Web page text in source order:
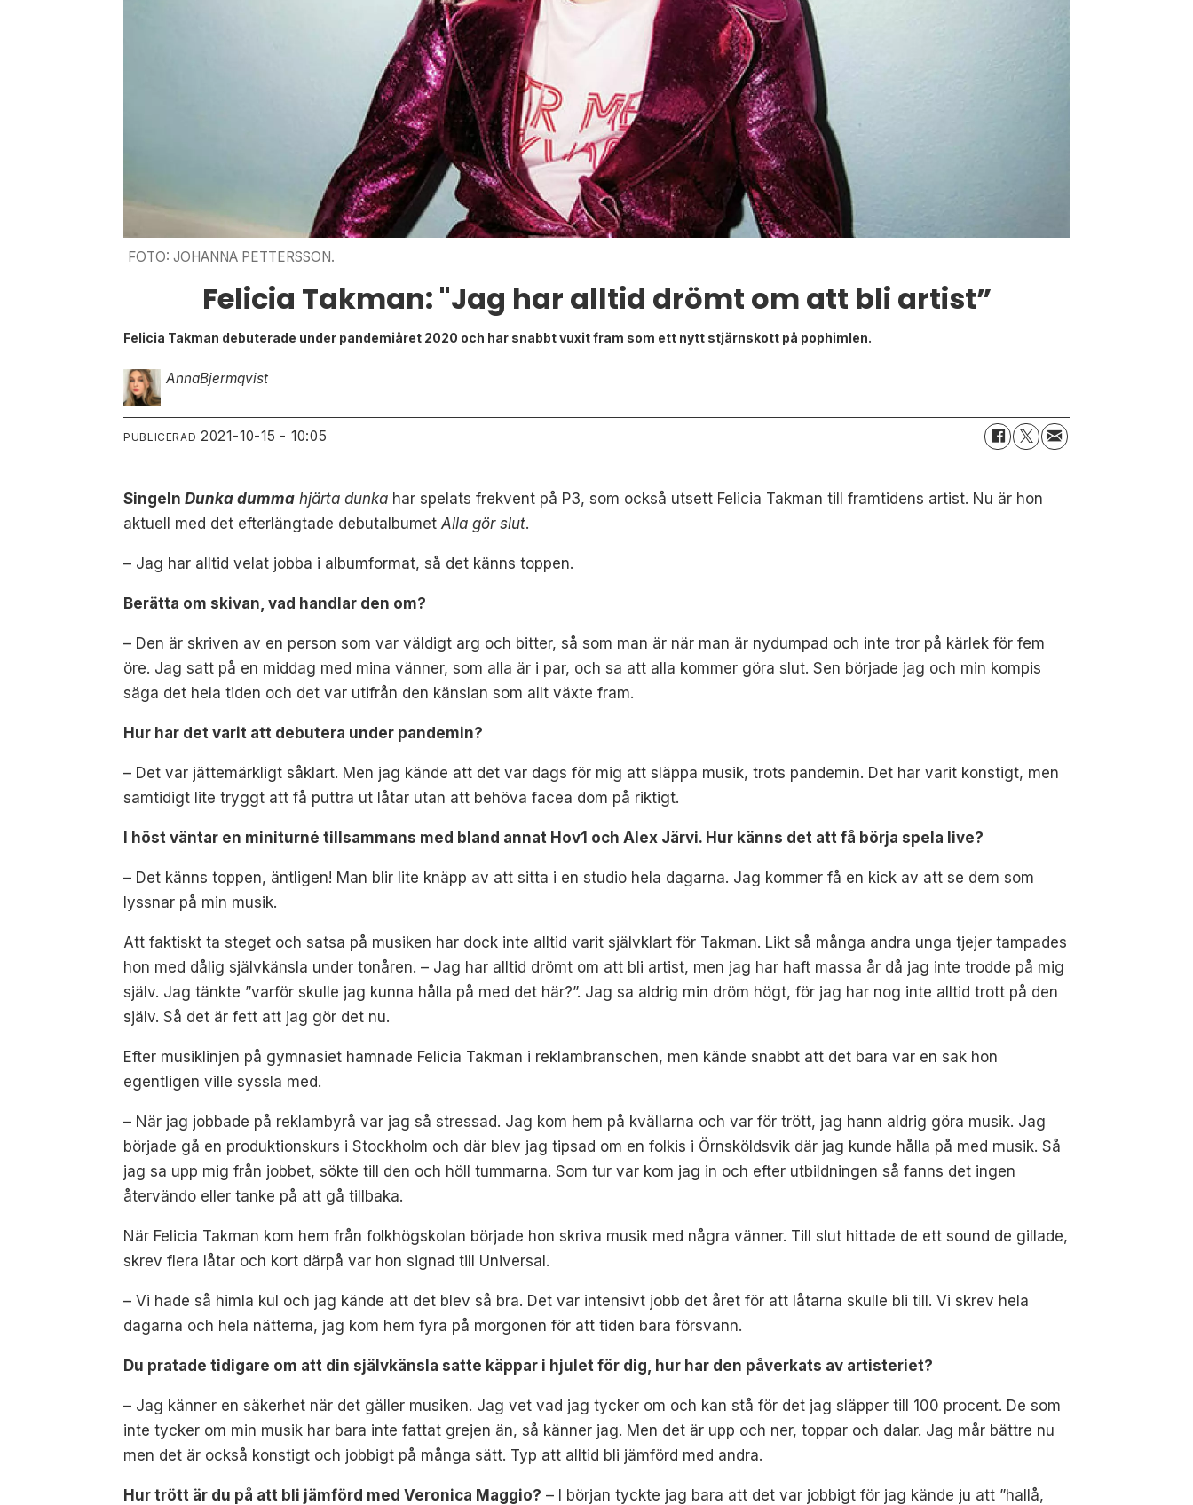
FOTO: JOHANNA PETTERSSON.
Felicia Takman: "Jag har alltid drömt om att bli artist”
Felicia Takman debuterade under pandemiåret 2020 och har snabbt vuxit fram som ett nytt stjärnskott på pophimlen.
AnnaBjermqvist
PUBLICERAD 2021-10-15 - 10:05
SingelnDunka dumma hjärta dunka har spelats frekvent på P3, som också utsett Felicia Takman till framtidens artist. Nu är hon
aktuell med det efterlängtade debutalbumetAlla gör slut.
– Jag har alltid velat jobba i albumformat, så det känns toppen.
Berätta om skivan, vad handlar den om?
– Den är skriven av en person som var väldigt arg och bitter, så som man är när man är nydumpad och inte tror på kärlek för fem
öre. Jag satt på en middag med mina vänner, som alla är i par, och sa att alla kommer göra slut. Sen började jag och min kompis
säga det hela tiden och det var utifrån den känslan som allt växte fram.
Hur har det varit att debutera under pandemin?
– Det var jättemärkligt såklart. Men jag kände att det var dags för mig att släppa musik, trots pandemin. Det har varit konstigt, men
samtidigt lite tryggt att få puttra ut låtar utan att behöva facea dom på riktigt.
I höst väntar en miniturné tillsammans med bland annat Hov1 och Alex Järvi. Hur känns det att få börja spela live?
– Det känns toppen, äntligen! Man blir lite knäpp av att sitta i en studio hela dagarna. Jag kommer få en kick av att se dem som
lyssnar på min musik.
Att faktiskt ta steget och satsa på musiken har dock inte alltid varit självklart för Takman. Likt så många andra unga tjejer tampades
hon med dålig självkänsla under tonåren. – Jag har alltid drömt om att bli artist, men jag har haft massa år då jag inte trodde på mig
själv. Jag tänkte ”varför skulle jag kunna hålla på med det här?”. Jag sa aldrig min dröm högt, för jag har nog inte alltid trott på den
själv. Så det är fett att jag gör det nu.
Efter musiklinjen på gymnasiet hamnade Felicia Takman i reklambranschen, men kände snabbt att det bara var en sak hon
egentligen ville syssla med.
– När jag jobbade på reklambyrå var jag så stressad. Jag kom hem på kvällarna och var för trött, jag hann aldrig göra musik. Jag
började gå en produktionskurs i Stockholm och där blev jag tipsad om en folkis i Örnsköldsvik där jag kunde hålla på med musik. Så
jag sa upp mig från jobbet, sökte till den och höll tummarna. Som tur var kom jag in och efter utbildningen så fanns det ingen
återvändo eller tanke på att gå tillbaka.
När Felicia Takman kom hem från folkhögskolan började hon skriva musik med några vänner. Till slut hittade de ett sound de gillade,
skrev flera låtar och kort därpå var hon signad till Universal.
– Vi hade så himla kul och jag kände att det blev så bra. Det var intensivt jobb det året för att låtarna skulle bli till. Vi skrev hela
dagarna och hela nätterna, jag kom hem fyra på morgonen för att tiden bara försvann.
Du pratade tidigare om att din självkänsla satte käppar i hjulet för dig, hur har den påverkats av artisteriet?
– Jag känner en säkerhet när det gäller musiken. Jag vet vad jag tycker om och kan stå för det jag släpper till 100 procent. De som
inte tycker om min musik har bara inte fattat grejen än, så känner jag. Men det är upp och ner, toppar och dalar. Jag mår bättre nu
men det är också konstigt och jobbigt på många sätt. Typ att alltid bli jämförd med andra.
Hur trött är du på att bli jämförd med Veronica Maggio? – I början tyckte jag bara att det var jobbigt för jag kände ju att ”hallå,